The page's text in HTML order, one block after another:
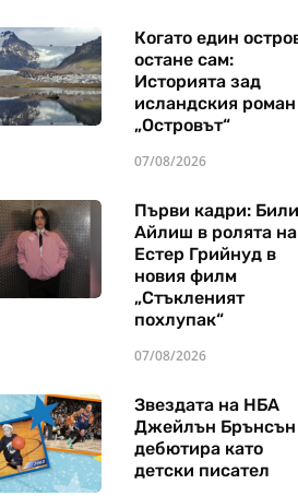
Когато един
остане сам:
Историята зад
исландския роман
„Островът“
07/08/2026
Първи кадри: Били
Айлиш в ролята на
Естер Грийнуд в
новия филм
„Стъкленият
похлупак“
07/08/2026
Звездата на НБА
Джейлън Брънсън
дебютира като
детски писател